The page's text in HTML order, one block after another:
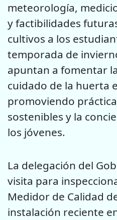
meteorología,
y factibilidades
cultivos a los
temporada de
apuntan a fomentar
cuidado de la huerta
promoviendo
sostenibles y la
los jóvenes.
La delegación del
visita para
Medidor de Calidad
instalación reciente